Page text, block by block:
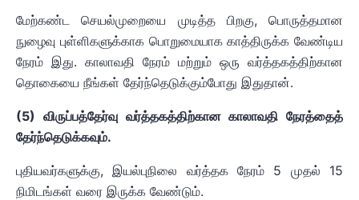
மேற்கண்ட செயல்முறையை முடித்த பிறகு, பொருத்தமான
நுழைவு புள்ளிகளுக்காக பொறுமையாக காத்திருக்க வேண்டிய
நேரம் இது. காலாவதி நேரம் மற்றும் ஒரு வர்த்தகத்திற்கான
தொகையை நீங்கள் தேர்ந்தெடுக்கும்போது இதுதான்.
(5) விருப்பத்தேர்வு வர்த்தகத்திற்கான காலாவதி நேரத்தைத்
தேர்ந்தெடுக்கவும்.
புதியவர்களுக்கு, இயல்புநிலை வர்த்தக நேரம் 5 முதல் 15
நிமிடங்கள் வரை இருக்க வேண்டும்.